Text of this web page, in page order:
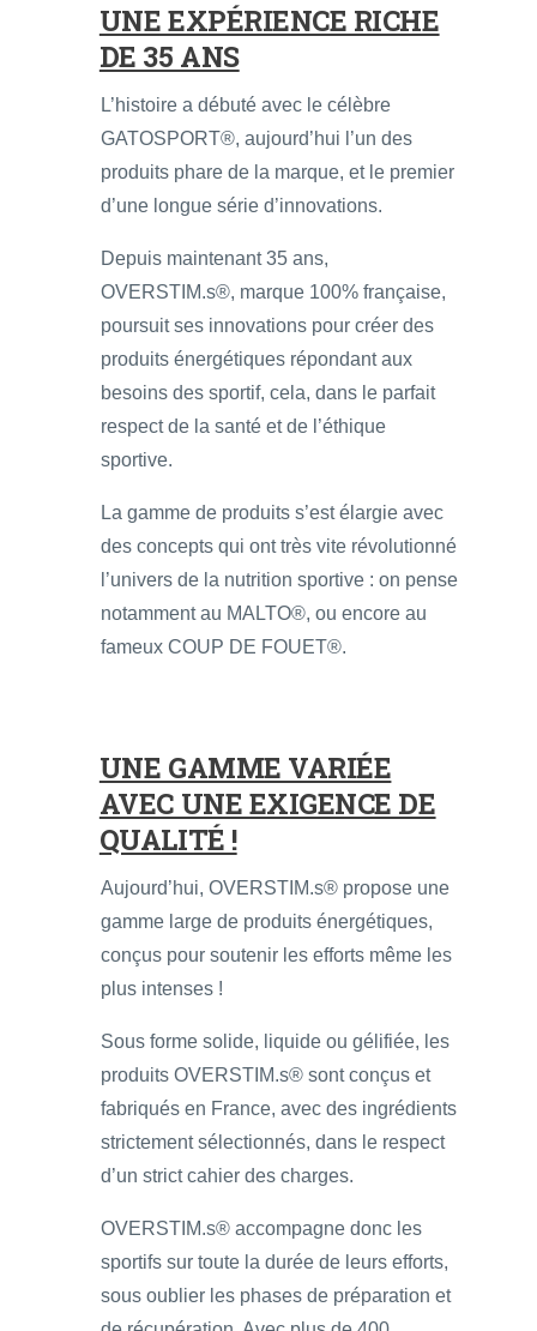
UNE EXPÉRIENCE RICHE
DE 35 ANS
L’histoire a débuté avec le célèbre
GATOSPORT®, aujourd’hui l’un des
produits phare de la marque, et le premier
d’une longue série d’innovations.
Depuis maintenant 35 ans,
OVERSTIM.s®, marque 100% française,
poursuit ses innovations pour créer des
produits énergétiques répondant aux
besoins des sportif, cela, dans le parfait
respect de la santé et de l’éthique
sportive.
La gamme de produits s’est élargie avec
des concepts qui ont très vite révolutionné
l’univers de la nutrition sportive : on pense
notamment au MALTO®, ou encore au
fameux COUP DE FOUET®.
UNE GAMME VARIÉE
AVEC UNE EXIGENCE DE
QUALITÉ !
Aujourd’hui, OVERSTIM.s® propose une
gamme large de produits énergétiques,
conçus pour soutenir les efforts même les
plus intenses !
Sous forme solide, liquide ou gélifiée, les
produits OVERSTIM.s® sont conçus et
fabriqués en France, avec des ingrédients
strictement sélectionnés, dans le respect
d’un strict cahier des charges.
OVERSTIM.s® accompagne donc les
sportifs sur toute la durée de leurs efforts,
sous oublier les phases de préparation et